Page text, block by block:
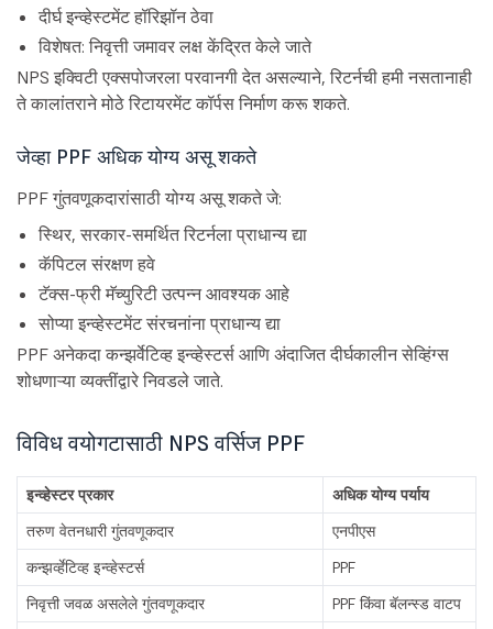
दीर्घ इन्व्हेस्टमेंट हॉरिझॉन ठेवा
विशेषत: निवृत्ती जमावर लक्ष केंद्रित केले जाते
NPS इक्विटी एक्सपोजरला परवानगी देत असल्याने, रिटर्नची हमी नसतानाही
ते कालांतराने मोठे रिटायरमेंट कॉर्पस निर्माण करू शकते.
जेव्हा PPF अधिक योग्य असू शकते
PPF गुंतवणूकदारांसाठी योग्य असू शकते जे:
स्थिर, सरकार-समर्थित रिटर्नला प्राधान्य द्या
कॅपिटल संरक्षण हवे
टॅक्स-फ्री मॅच्युरिटी उत्पन्न आवश्यक आहे
सोप्या इन्व्हेस्टमेंट संरचनांना प्राधान्य द्या
PPF अनेकदा कन्झर्वेटिव्ह इन्व्हेस्टर्स आणि अंदाजित दीर्घकालीन सेव्हिंग्स
शोधणाऱ्या व्यक्तींद्वारे निवडले जाते.
विविध वयोगटासाठी NPS वर्सिज PPF
इन्व्हेस्टर प्रकार
अधिक योग्य पर्याय
तरुण वेतनधारी गुंतवणूकदार
एनपीएस
कन्झर्व्हेटिव्ह इन्व्हेस्टर्स
PPF
निवृत्ती जवळ असलेले गुंतवणूकदार
PPF किंवा बॅलन्स्ड वाटप